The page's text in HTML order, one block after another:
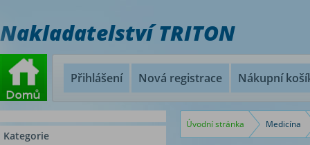
Nakladatelství TRITON
Přihlášení Nová registrace Nákupní
Kategorie
Úvodní stránka Medicína